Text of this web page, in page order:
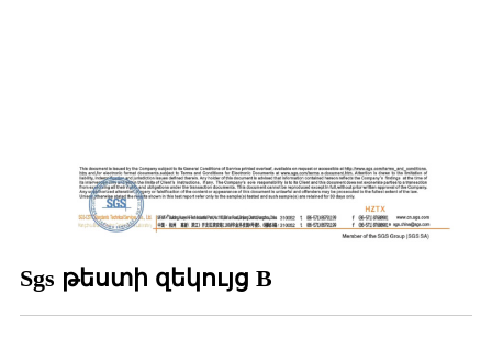
Sgs թեստի զեկույց B